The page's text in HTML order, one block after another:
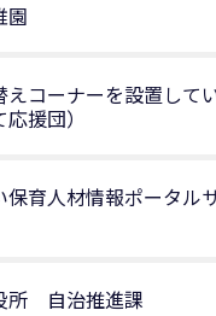
園
えコーナーを設置して
援団）
保育人材情報ポータル
所 自治推進課